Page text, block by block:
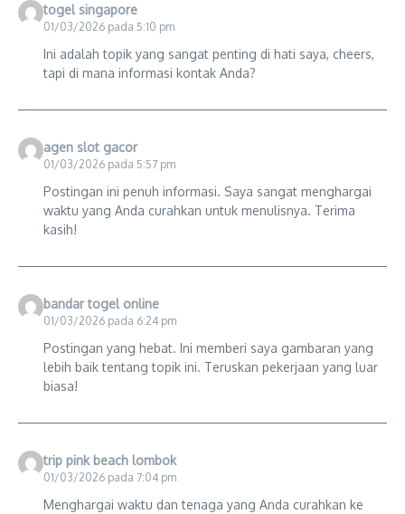
togel singapore
01/03/2026 pada 5:10 pm
Ini adalah topik yang sangat penting di hati saya, cheers,
tapi di mana informasi kontak Anda?
agen slot gacor
01/03/2026 pada 5:57 pm
Postingan ini penuh informasi. Saya sangat menghargai
waktu yang Anda curahkan untuk menulisnya. Terima
kasih!
bandar togel online
01/03/2026 pada 6:24 pm
Postingan yang hebat. Ini memberi saya gambaran yang
lebih baik tentang topik ini. Teruskan pekerjaan yang luar
biasa!
trip pink beach lombok
01/03/2026 pada 7:04 pm
Menghargai waktu dan tenaga yang Anda curahkan ke